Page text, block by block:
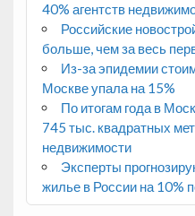
40% агентств
Российские
больше, чем за весь
Из-за эпидемии
Москве упала на 15%
По итогам года в
745 тыс. квадратных
недвижимости
Эксперты
жилье в России на 10%